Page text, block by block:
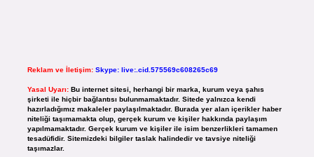
Reklam ve İletişim: Skype: live:.cid.575569c608265c69
Yasal Uyarı: Bu internet sitesi, herhangi bir marka, kurum veya şahıs
şirketi ile hiçbir bağlantısı bulunmamaktadır. Sitede yalnızca kendi
hazırladığımız makaleler paylaşılmaktadır. Burada yer alan içerikler haber
niteliği taşımamakta olup, gerçek kurum ve kişiler hakkında paylaşım
yapılmamaktadır. Gerçek kurum ve kişiler ile isim benzerlikleri tamamen
tesadüfidir. Sitemizdeki bilgiler taslak halindedir ve tavsiye niteliği
taşımazlar.